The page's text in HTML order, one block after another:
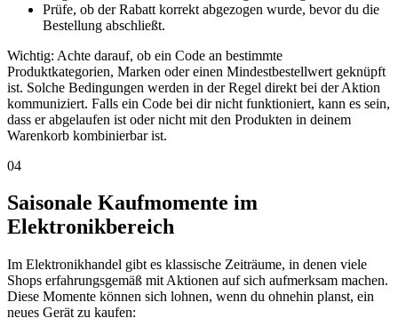
Prüfe, ob der Rabatt korrekt abgezogen wurde, bevor du die
Bestellung abschließt.
Wichtig: Achte darauf, ob ein Code an bestimmte
Produktkategorien, Marken oder einen Mindestbestellwert geknüpft
ist. Solche Bedingungen werden in der Regel direkt bei der Aktion
kommuniziert. Falls ein Code bei dir nicht funktioniert, kann es sein,
dass er abgelaufen ist oder nicht mit den Produkten in deinem
Warenkorb kombinierbar ist.
04
Saisonale Kaufmomente im
Elektronikbereich
Im Elektronikhandel gibt es klassische Zeiträume, in denen viele
Shops erfahrungsgemäß mit Aktionen auf sich aufmerksam machen.
Diese Momente können sich lohnen, wenn du ohnehin planst, ein
neues Gerät zu kaufen: